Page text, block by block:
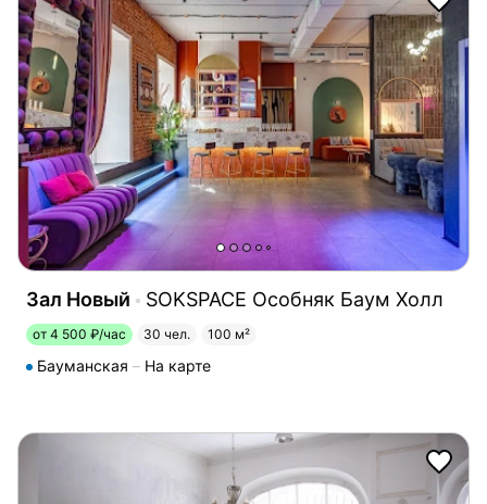
Зал Новый SOKSPACE Особняк Баум Холл
от 4 500 ₽/час 30 чел. 100 м²
Бауманская На карте